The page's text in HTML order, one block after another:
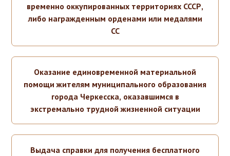
временно оккупированных территориях СССР,
либо награжденным орденами или медалями
СС
Оказание единовременной материальной
помощи жителям муниципального образования
города Черкесска, оказавшимся в
экстремально трудной жизненной ситуации
Выдача справки для получения бесплатного